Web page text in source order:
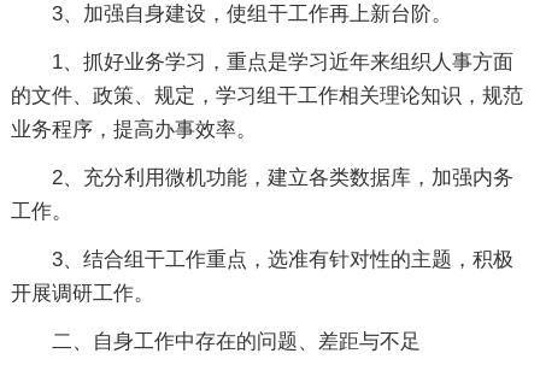
3、加强自身建设，使组干工作再上新台阶。
1、抓好业务学习，重点是学习近年来组织人事方面
的文件、政策、规定，学习组干工作相关理论知识，规范
业务程序，提高办事效率。
2、充分利用微机功能，建立各类数据库，加强内务
工作。
3、结合组干工作重点，选准有针对性的主题，积极
开展调研工作。
二、自身工作中存在的问题、差距与不足